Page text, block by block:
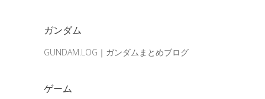
ガンダム
GUNDAM.LOG｜ガンダムまとめブログ
ゲーム